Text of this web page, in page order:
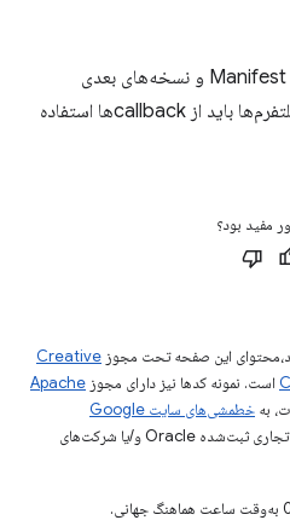
Promiseها فقط برای Manifest V3 و نسخه‌های بعدی
پشتیبانی می‌شوند، سایر پلتفرم‌ها باید از callbackها استفاده
مفید بود؟
این صفحه تحت مجوز Creative
است. نمونه کدها نیز دارای مجوز Apache
به
خطمشی‌های سایت Google
مراجعه کنید. جاوا علامت تجاری ثبت‌شده Oracle و/یا شرکت‌های